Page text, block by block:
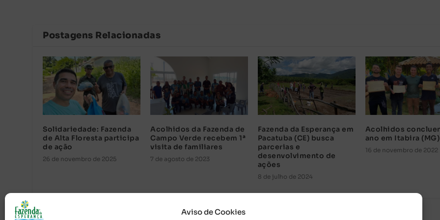
Aviso de Cookies
Postagens Relacionadas
Solidariedade: Fazenda
de Alta Floresta participa
de ação
26 de novembro de 2025
Acolhidos da Fazenda de
Campo Verde recebem 1ª
visita de familiares
7 de agosto de 2023
Fazenda da Esperança em
Pacatuba (CE) busca
parcerias e
desenvolvimento de
ações
8 de julho de 2024
Acolhidos
ano em Itabira (MG)
16 de novembro de 2022